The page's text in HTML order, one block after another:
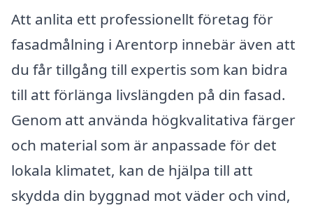
Att anlita ett professionellt företag för
fasadmålning i Arentorp innebär även att
du får tillgång till expertis som kan bidra
till att förlänga livslängden på din fasad.
Genom att använda högkvalitativa färger
och material som är anpassade för det
lokala klimatet, kan de hjälpa till att
skydda din byggnad mot väder och vind,